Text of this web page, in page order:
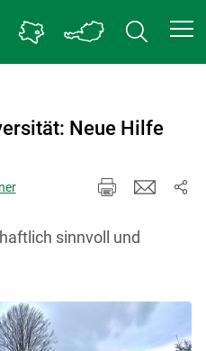
Neue Hilfe
sinnvoll und